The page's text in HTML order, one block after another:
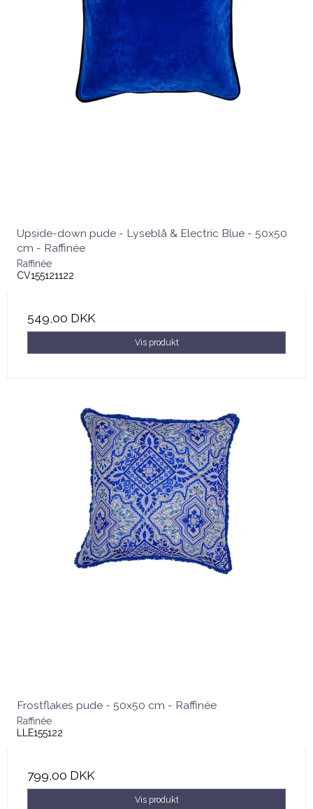
Upside-down pude - Lyseblå & Electric Blue - 50x50
cm - Raffinée
Raffinée
CV155121122
549,00 DKK
Vis produkt
Frostflakes pude - 50x50 cm - Raffinée
Raffinée
LLE155122
799,00 DKK
Vis produkt